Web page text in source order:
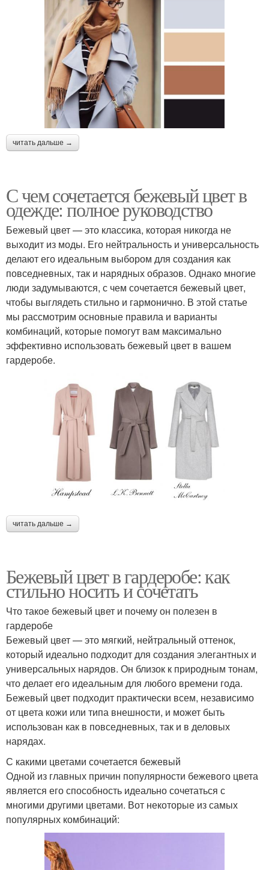
читать дальше →
С чем сочетается бежевый цвет в
одежде: полное руководство
Бежевый цвет — это классика, которая никогда не
выходит из моды. Его нейтральность и универсальность
делают его идеальным выбором для создания как
повседневных, так и нарядных образов. Однако многие
люди задумываются, с чем сочетается бежевый цвет,
чтобы выглядеть стильно и гармонично. В этой статье
мы рассмотрим основные правила и варианты
комбинаций, которые помогут вам максимально
эффективно использовать бежевый цвет в вашем
гардеробе.
читать дальше →
Бежевый цвет в гардеробе: как
стильно носить и сочетать
Что такое бежевый цвет и почему он полезен в
гардеробе
Бежевый цвет — это мягкий, нейтральный оттенок,
который идеально подходит для создания элегантных и
универсальных нарядов. Он близок к природным тонам,
что делает его идеальным для любого времени года.
Бежевый цвет подходит практически всем, независимо
от цвета кожи или типа внешности, и может быть
использован как в повседневных, так и в деловых
нарядах.
С какими цветами сочетается бежевый
Одной из главных причин популярности бежевого цвета
является его способность идеально сочетаться с
многими другими цветами. Вот некоторые из самых
популярных комбинаций: